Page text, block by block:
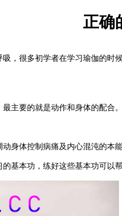
正确
很多初学者在学习瑜伽的时
要的就是动作和身体的配合
体控制病痛及内心混沌的本能
本功，练好这些基本功可以帮